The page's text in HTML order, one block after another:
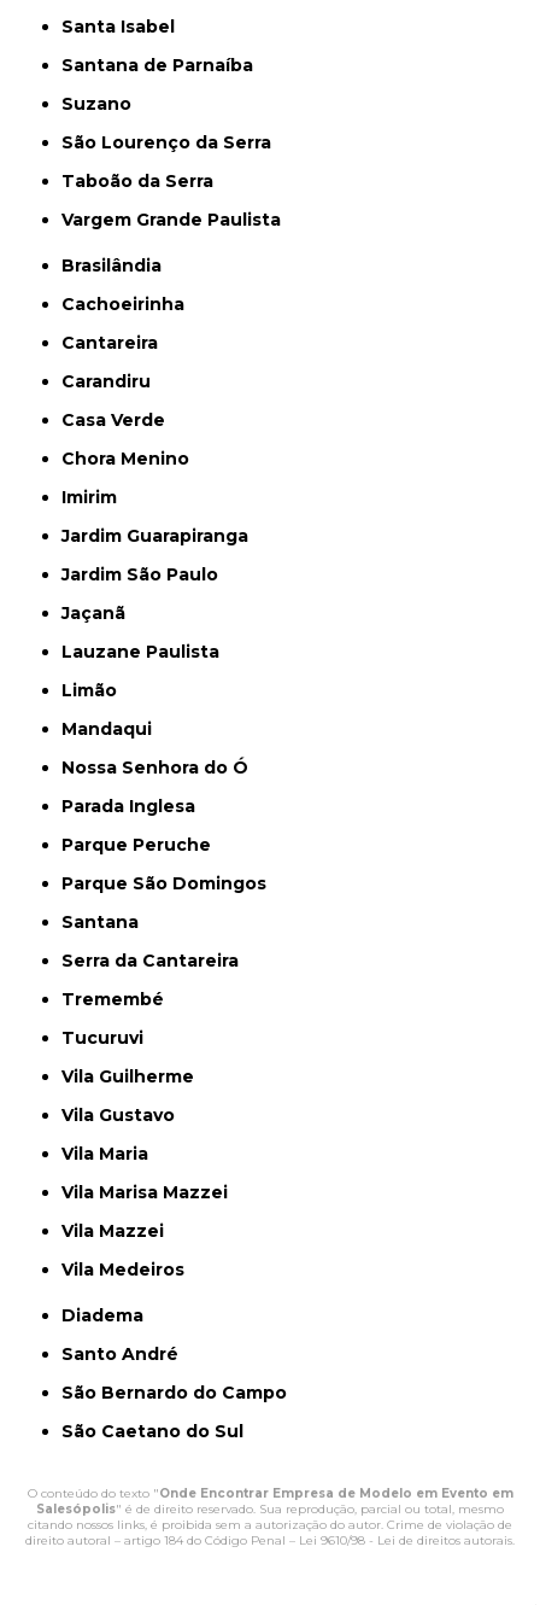
Santa Isabel
Santana de Parnaíba
Suzano
São Lourenço da Serra
Taboão da Serra
Vargem Grande Paulista
Brasilândia
Cachoeirinha
Cantareira
Carandiru
Casa Verde
Chora Menino
Imirim
Jardim Guarapiranga
Jardim São Paulo
Jaçanã
Lauzane Paulista
Limão
Mandaqui
Nossa Senhora do Ó
Parada Inglesa
Parque Peruche
Parque São Domingos
Santana
Serra da Cantareira
Tremembé
Tucuruvi
Vila Guilherme
Vila Gustavo
Vila Maria
Vila Marisa Mazzei
Vila Mazzei
Vila Medeiros
Diadema
Santo André
São Bernardo do Campo
São Caetano do Sul
O conteúdo do texto "Onde Encontrar Empresa de Modelo em Evento em
Salesópolis" é de direito reservado. Sua reprodução, parcial ou total, mesmo
citando nossos links, é proibida sem a autorização do autor. Crime de violação de
direito autoral – artigo 184 do Código Penal – Lei 9610/98 - Lei de direitos autorais.